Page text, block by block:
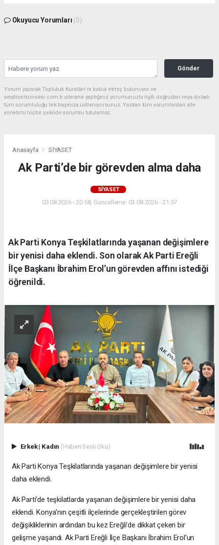
Okuyucu Yorumları (0)
Gönder
Yorum yazarak Topluluk Kuralları’nı kabul etmiş bulunuyor ve
seydisehirinsesi.com.tr sitesine yaptığınız yorumunuzla ilgili doğrudan veya dolaylı
tüm sorumluluğu tek başınıza üstleniyorsunuz. Yazılan tüm yorumlardan site
yönetimi hiçbir şekilde sorumlu tutulamaz.
Anasayfa SİYASET
Ak Parti’de bir görevden alma daha
SİYASET
03.08.2026 - 20:58, Güncelleme: 03.08.2026 - 21:57
Ak Parti Konya Teşkilatlarında yaşanan değişimlere
bir yenisi daha eklendi. Son olarak Ak Parti Ereğli
İlçe Başkanı İbrahim Erol’un görevden affını istediği
öğrenildi.
Erkek| Kadın (Haberi Sesli Oku)
Ak Parti Konya Teşkilatlarında yaşanan değişimlere bir yenisi
daha eklendi.
Ak Parti’de teşkilatlarda yaşanan değişimlere bir yenisi daha
eklendi. Konya’nın çeşitli ilçelerinde gerçekleştirilen görev
değişikliklerinin ardından bu kez Ereğli’de dikkat çeken bir
gelişme yaşandı. Ak Parti Ereğli İlçe Başkanı İbrahim Erol’un